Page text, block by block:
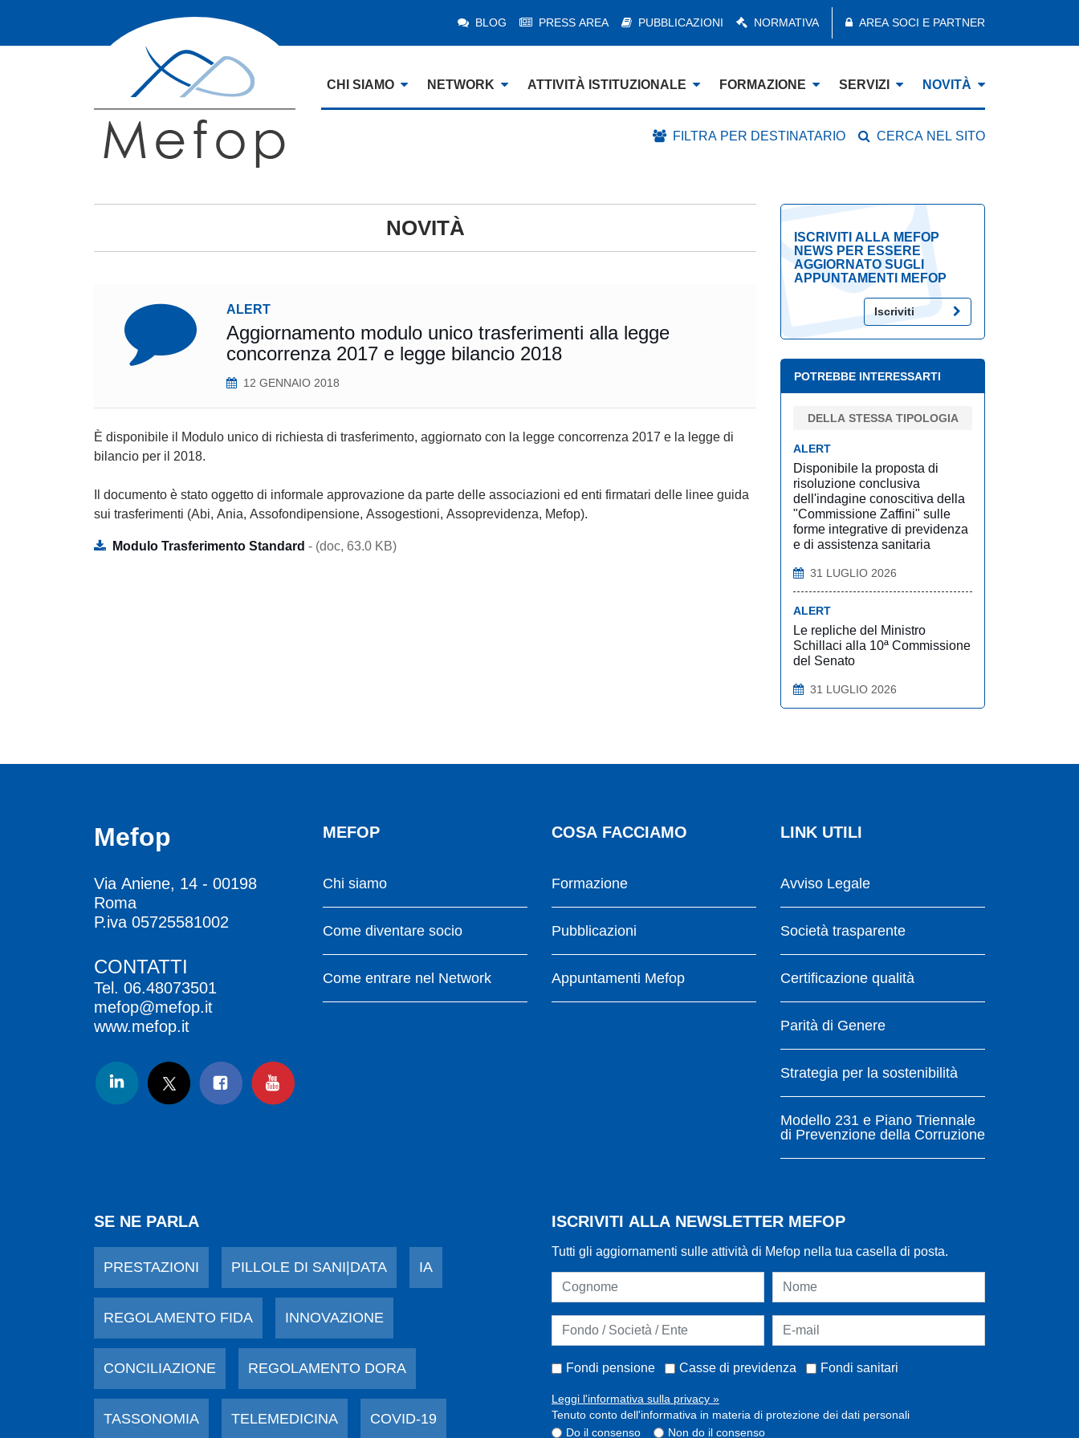
BLOG PRESS AREA PUBBLICAZIONI NORMATIVA AREA SOCI E PARTNER
CHI SIAMO NETWORK ATTIVITÀ ISTITUZIONALE FORMAZIONE SERVIZI NOVITÀ
FILTRA PER DESTINATARIO CERCA NEL SITO
NOVITÀ
ALERT
Aggiornamento modulo unico trasferimenti alla legge
concorrenza 2017 e legge bilancio 2018
12 GENNAIO 2018
È disponibile il Modulo unico di richiesta di trasferimento, aggiornato con la legge concorrenza 2017 e la legge di
bilancio per il 2018.
Il documento è stato oggetto di informale approvazione da parte delle associazioni ed enti firmatari delle linee guida
sui trasferimenti (Abi, Ania, Assofondipensione, Assogestioni, Assoprevidenza, Mefop).
Modulo Trasferimento Standard - (doc, 63.0 KB)
ISCRIVITI ALLA MEFOP
NEWS PER ESSERE
AGGIORNATO SUGLI
APPUNTAMENTI MEFOP
Iscriviti
POTREBBE INTERESSARTI
DELLA STESSA TIPOLOGIA
ALERT
Disponibile la proposta di
risoluzione conclusiva
dell'indagine conoscitiva della
"Commissione Zaffini" sulle
forme integrative di previdenza
e di assistenza sanitaria
31 LUGLIO 2026
ALERT
Le repliche del Ministro
Schillaci alla 10ª Commissione
del Senato
31 LUGLIO 2026
Mefop
Via Aniene, 14 - 00198
Roma
P.iva 05725581002
CONTATTI
Tel. 06.48073501
mefop@mefop.it
www.mefop.it
MEFOP
Chi siamo
Come diventare socio
Come entrare nel Network
COSA FACCIAMO
Formazione
Pubblicazioni
Appuntamenti Mefop
LINK UTILI
Avviso Legale
Società trasparente
Certificazione qualità
Parità di Genere
Strategia per la sostenibilità
Modello 231 e Piano Triennale
di Prevenzione della Corruzione
SE NE PARLA
PRESTAZIONI PILLOLE DI SANI|DATA IA
REGOLAMENTO FIDA INNOVAZIONE
CONCILIAZIONE REGOLAMENTO DORA
TASSONOMIA TELEMEDICINA COVID-19
ISCRIVITI ALLA NEWSLETTER MEFOP
Tutti gli aggiornamenti sulle attività di Mefop nella tua casella di posta.
Fondi pensione Casse di previdenza Fondi sanitari
Leggi l'informativa sulla privacy »
Tenuto conto dell'informativa in materia di protezione dei dati personali
Do il consenso
Non do il consenso